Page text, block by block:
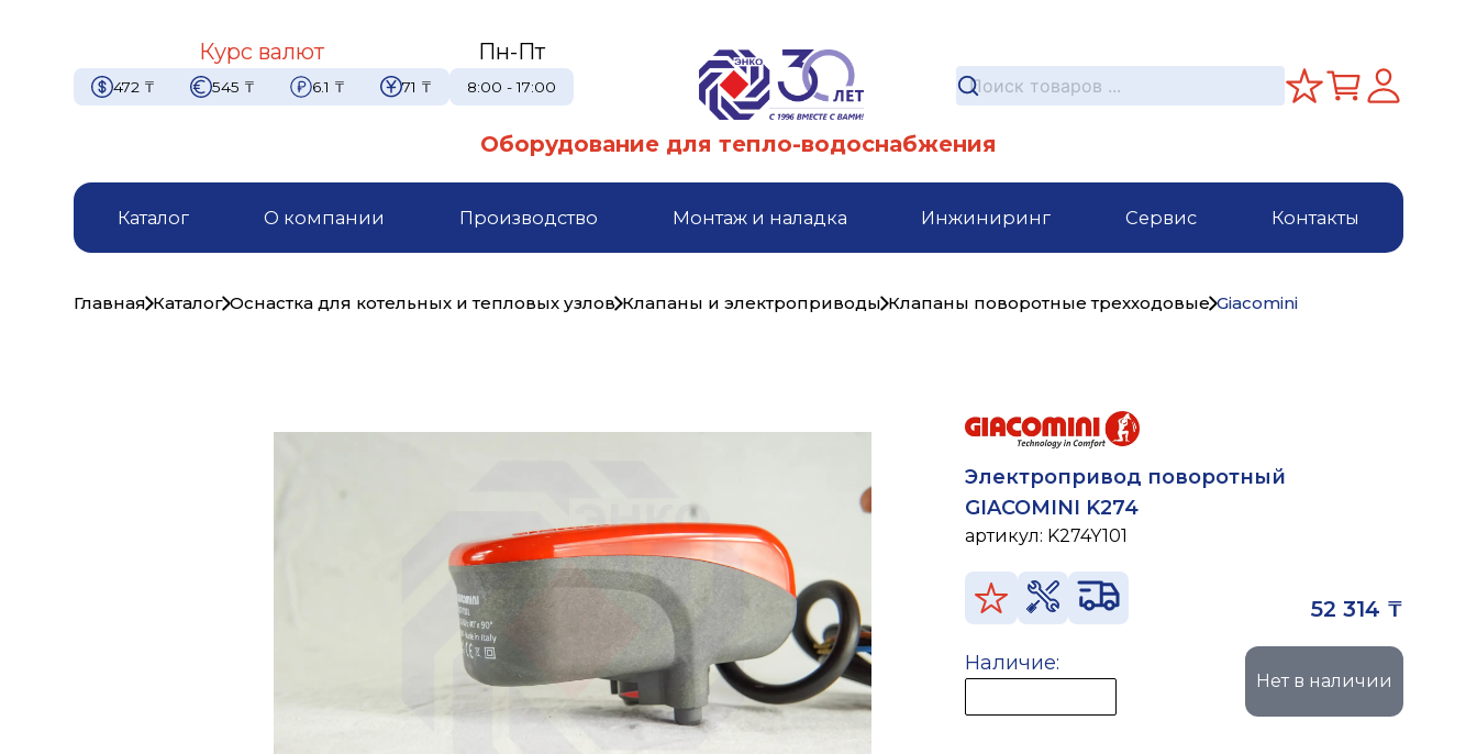
Курс валют
472 ₸ 545 ₸ 6.1 ₸ 71 ₸
Пн-Пт
8:00 - 17:00
Оборудование для тепло-водоснабжения
Каталог О компании Производство Монтаж и наладка Инжиниринг Сервис Контакты
Главная Каталог Оснастка для котельных и тепловых узлов Клапаны и электроприводы Клапаны поворотные трехходовые Giacomini
Электропривод поворотный
GIACOMINI K274
артикул: K274Y101
52 314 ₸
Наличие:
Нет в наличии